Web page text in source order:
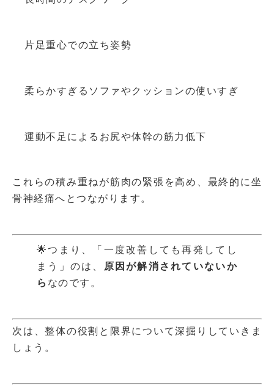
片足重心での立ち姿勢
柔らかすぎるソファやクッションの使いすぎ
運動不足によるお尻や体幹の筋力低下
これらの積み重ねが筋肉の緊張を高め、最終的に坐
骨神経痛へとつながります。
🌟つまり、「一度改善しても再発してし
まう」のは、
原因が解消されていないか
ら なのです。
次は、整体の役割と限界について深掘りしていきま
しょう。